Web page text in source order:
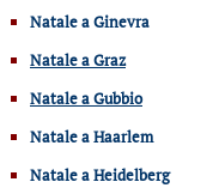
Natale a Ginevra
Natale a Graz
Natale a Gubbio
Natale a Haarlem
Natale a Heidelberg